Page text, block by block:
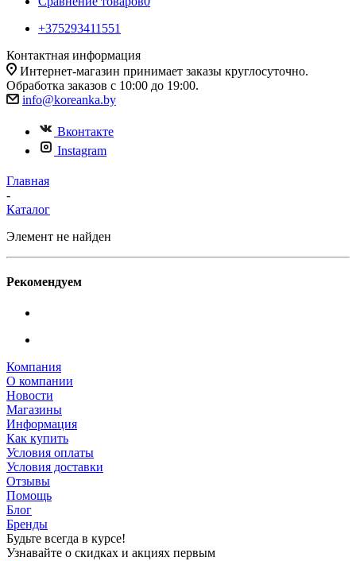
+375293411551
Контактная информация
Интернет-магазин принимает заказы круглосуточно.
Обработка заказов с 10:00 до 19:00.
info@koreanka.by
Вконтакте
Instagram
Главная
-
Каталог
Элемент не найден
Рекомендуем
Компания
О компании
Новости
Магазины
Информация
Как купить
Условия оплаты
Условия доставки
Отзывы
Помощь
Блог
Бренды
Будьте всегда в курсе!
Узнавайте о скидках и акциях первым